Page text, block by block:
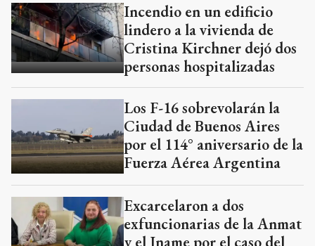
Incendio en un edificio
lindero a la vivienda de
Cristina Kirchner dejó dos
personas hospitalizadas
Los F-16 sobrevolarán la
Ciudad de Buenos Aires
por el 114° aniversario de la
Fuerza Aérea Argentina
Excarcelaron a dos
exfuncionarias de la Anmat